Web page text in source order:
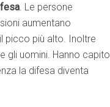
. Le persone
aumentano
picco più alto. Inoltre
gli uomini. Hanno capito
la difesa diventa